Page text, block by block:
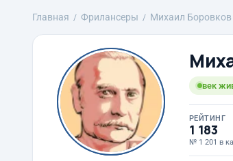
Главная Фрилансеры Михаил Боровков
век
РЕЙТИНГ
1 183
№ 1 201 в